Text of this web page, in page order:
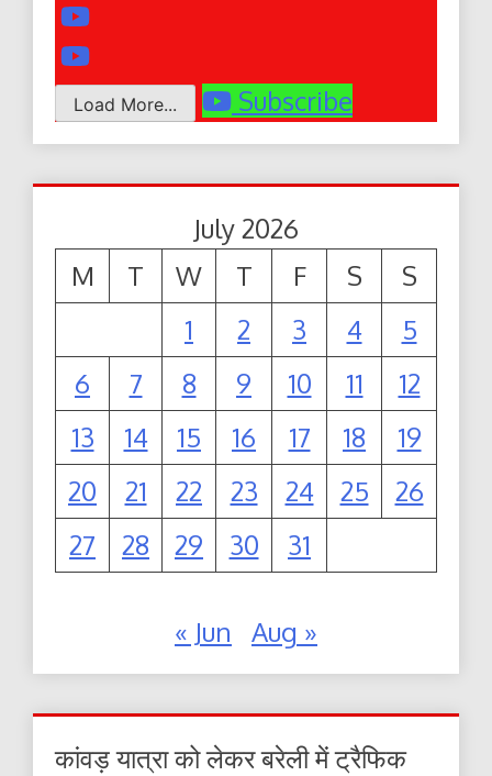
Load More... Subscribe
July 2026
M
T W T F S
S
1
2 3 4
5
6
7 8 9 10 11
12
13
14 15 16 17 18
19
20
21 22 23 24 25
26
27
28 29 30 31
« Jun Aug »
कांवड़ यात्रा को लेकर बरेली में ट्रैफिक